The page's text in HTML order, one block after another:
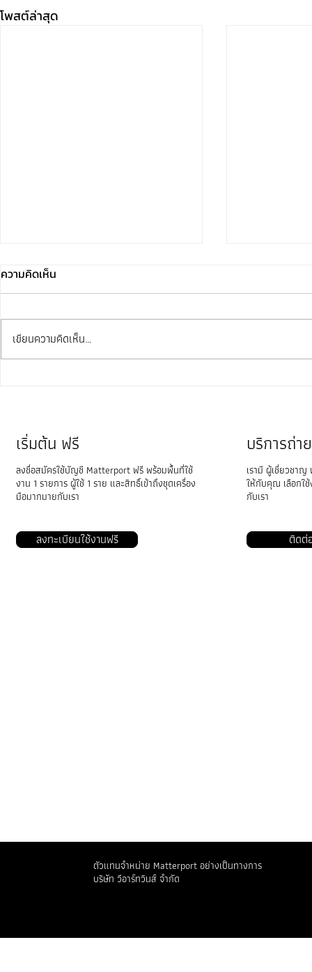
โพสต์ล่าสุด
ความคิดเห็น
เขียนความคิดเห็น…
เริ่มต้น ฟรี
ลงชื่อสมัครใช้บัญชี Matterport ฟรี พร้อมพื้นที่ใช้
งาน 1 รายการ ผู้ใช้ 1 ราย และสิทธิ์เข้าถึงชุดเครื่อง
มือมากมายกับเรา
ลงทะเบียนใช้งานฟรี
บริการถ่
เรามี ผู้เชี่ยวชา
ให้กับคุณ เลือกใ
กับเรา​
ติดต่
ตัวแทนจำหน่าย Matterport อย่างเป็นทางการ
บริษัท วีอาร์ทวินส์ จำกัด